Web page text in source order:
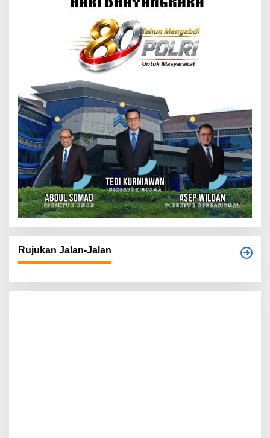
Rujukan Jalan-Jalan